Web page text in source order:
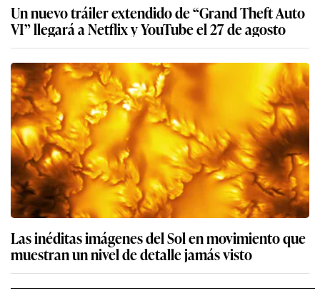
Un nuevo tráiler extendido de “Grand Theft Auto
VI” llegará a Netflix y YouTube el 27 de agosto
Las inéditas imágenes del Sol en movimiento que
muestran un nivel de detalle jamás visto